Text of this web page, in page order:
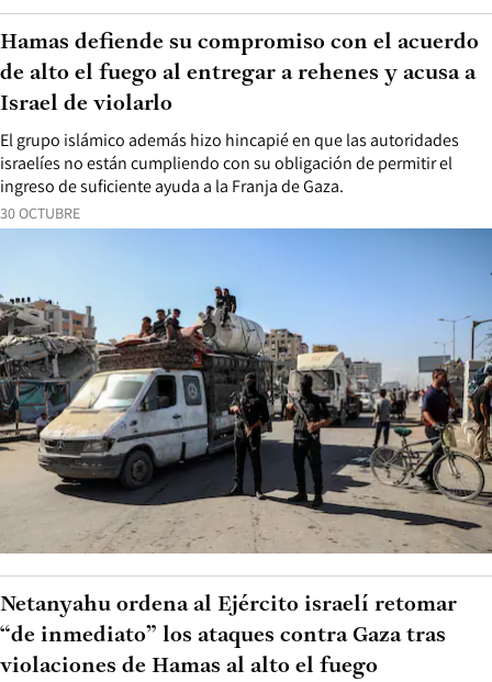
30 OCTUBRE
El grupo islámico además hizo hincapié en que las autoridades
israelíes no están cumpliendo con su obligación de permitir el
ingreso de suficiente ayuda a la Franja de Gaza.
Hamas defiende su compromiso con el acuerdo
de alto el fuego al entregar a rehenes y acusa a
Israel de violarlo
Netanyahu ordena al Ejército israelí retomar
“de inmediato” los ataques contra Gaza tras
violaciones de Hamas al alto el fuego